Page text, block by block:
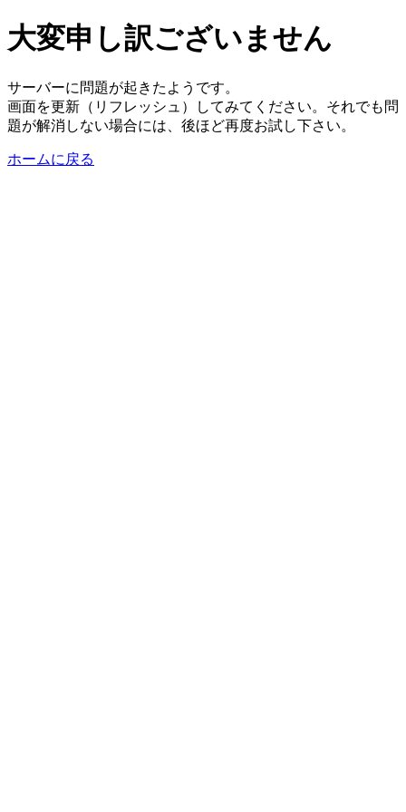
大変申し訳ございません
サーバーに問題が起きたようです。
画面を更新（リフレッシュ）してみてください。それでも問
題が解消しない場合には、後ほど再度お試し下さい。
ホームに戻る